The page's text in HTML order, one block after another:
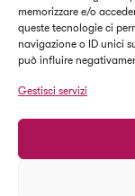
memorizzare e/o
queste tecnologie ci
navigazione o ID unici
può influire
Gestisci servizi
Alta formazione